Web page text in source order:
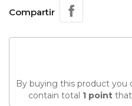
Compartir
By buying this product
contain total 1 point